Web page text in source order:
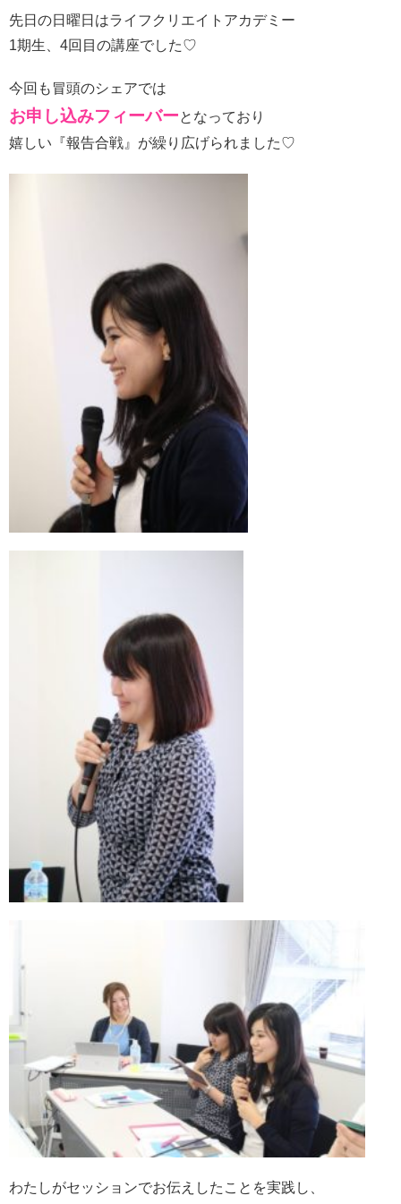
先日の日曜日はライフクリエイトアカデミー
1期生、4回目の講座でした♡
今回も冒頭のシェアでは
お申し込みフィーバーとなっており
嬉しい『報告合戦』が繰り広げられました♡
わたしがセッションでお伝えしたことを実践し、